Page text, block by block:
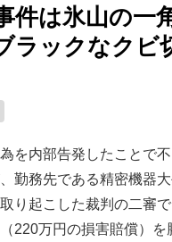
件は氷山の
ラックなクビ
を内部告発したことで
勤務先である精密機器
り起こした裁判の二審
220万円の損害賠償）を